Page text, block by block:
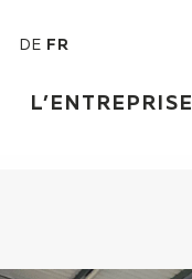
DE FR
L’ENTREPRISE